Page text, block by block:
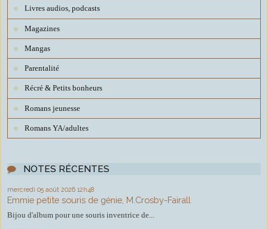
Livres audios, podcasts
Magazines
Mangas
Parentalité
Récré & Petits bonheurs
Romans jeunesse
Romans YA/adultes
NOTES RÉCENTES
mercredi 05 août 2026 12h48
Emmie petite souris de génie, M.Crosby-Fairall
Bijou d'album pour une souris inventrice de...